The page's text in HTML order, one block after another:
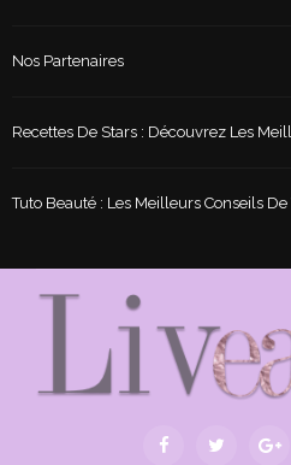
Nos Partenaires
Recettes De Stars : Découvrez Les
Tuto Beauté : Les Meilleurs Conseils